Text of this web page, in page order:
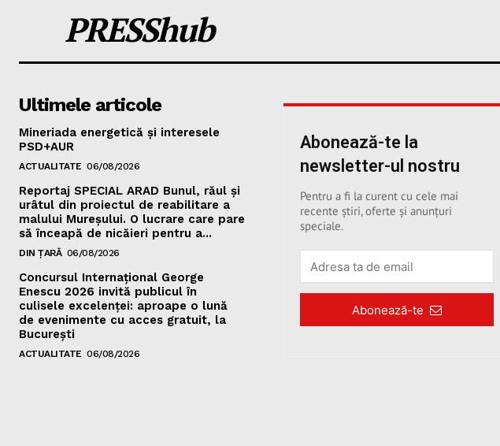
PRESShub
Ultimele articole
Mineriada energetică și interesele
PSD+AUR
ACTUALITATE 06/08/2026
Reportaj SPECIAL ARAD Bunul, răul și
urâtul din proiectul de reabilitare a
malului Mureșului. O lucrare care pare
să înceapă de nicăieri pentru a...
DIN ȚARĂ 06/08/2026
Concursul Internațional George
Enescu 2026 invită publicul în
culisele excelenței: aproape o lună
de evenimente cu acces gratuit, la
București
ACTUALITATE 06/08/2026
Abonează-te la
newsletter-ul nostru
Pentru a fi la curent cu cele mai
recente știri, oferte și anunțuri
speciale.
Abonează-te